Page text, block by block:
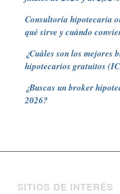
Consultoría hipotecaria
qué sirve y cuándo
¿Cuáles son los mejores
hipotecarios gratuitos
¿Buscas un broker
2026?
SITIOS DE INTERÉS